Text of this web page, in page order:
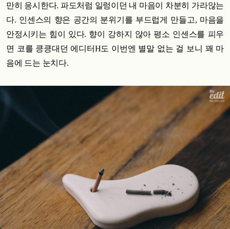
만히 응시한다. 파도처럼 일렁이던 내 마음이 차분히 가라않는
다. 인센스의 향은 공간의 분위기를 부드럽게 만들고, 마음을
안정시키는 힘이 있다. 향이 강하지 않아 평소 인센스를 피우
면 코를 킁킁대던 에디터H도 이번엔 별말 없는 걸 보니 꽤 마
음에 드는 눈치다.